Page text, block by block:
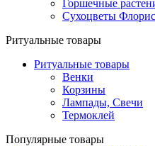
Горшечные
Сухоцветы
Ритуальные товары
Ритуальные товары
Венки
Корзины
Лампады, Свечи
Термоклей
Популярные товары